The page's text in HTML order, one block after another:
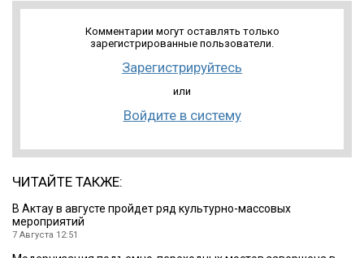
Комментарии могут оставлять только
зарегистрированные пользователи.
Зарегистрируйтесь
или
Войдите в систему
ЧИТАЙТЕ ТАКЖЕ:
В Актау в августе пройдет ряд культурно-массовых
мероприятий
7 Августа 12:51